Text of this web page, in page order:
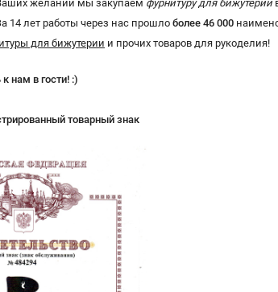
желаний мы закупаем фурнитуру для бижутерии
14 лет работы через нас прошло более 46 000
для бижутерии и прочих товаров для рукоделия!
нам в гости! :)
товарный знак